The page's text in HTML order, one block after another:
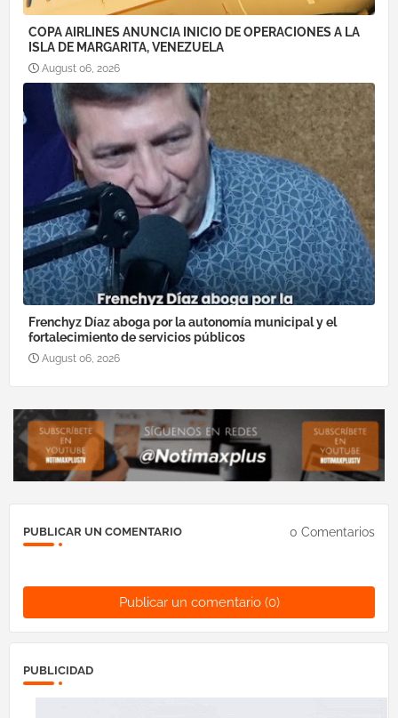
COPA AIRLINES ANUNCIA INICIO DE OPERACIONES A LA
ISLA DE MARGARITA, VENEZUELA
August 06, 2026
Frenchyz Díaz aboga por la autonomía municipal y el
fortalecimiento de servicios públicos
August 06, 2026
PUBLICAR UN COMENTARIO 0 Comentarios
Publicar un comentario (0)
PUBLICIDAD